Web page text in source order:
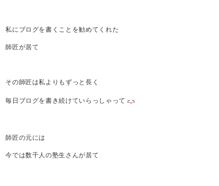
私にブログを書くことを勧めてくれた
師匠が居て
その師匠は私よりもずっと長く
毎日ブログを書き続けていらっしゃって
師匠の元には
今では数千人の塾生さんが居て